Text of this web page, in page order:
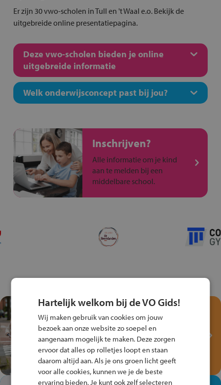
Er zijn 30 vwo-scholen in Tull en 't Waal e.o. Bekijk de
uitgebreide online presentatiepagina.
Deze vwo-scholen bieden je online
uitgebreide informatie
Welk onderwijsconcept past bij jou?
Inschrijven?
Alle informatie om je kind
aan te melden bij een
middelbare school.
Test je kennis met het
Fiets Veilig
Verkeersspel!
Speel het Fiets Veilig Verkeersspel
en win een Cortina-fiets!
Hartelijk welkom bij de VO Gids!
Wij maken gebruik van cookies om jouw
bezoek aan onze website zo soepel en
aangenaam mogelijk te maken. Deze zorgen
ervoor dat alles op rolletjes loopt en staan
daarom altijd aan. Als je ons groen licht geeft
voor alle cookies, kunnen we je de beste
ervaring bieden. Je kunt ook zelf selecteren